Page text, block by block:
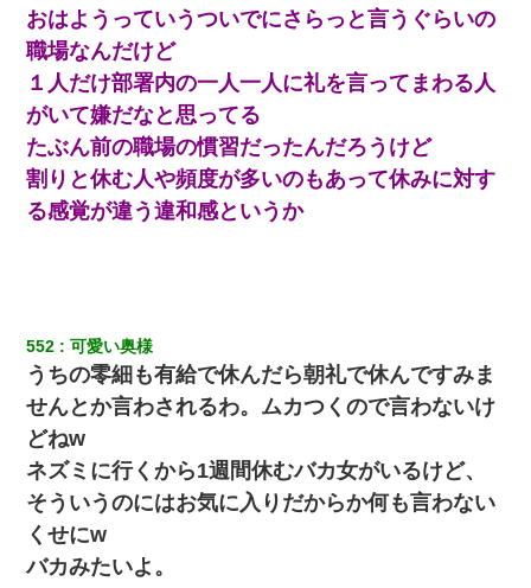
おはようっていうついでにさらっと言うぐらいの
職場なんだけど
１人だけ部署内の一人一人に礼を言ってまわる人
がいて嫌だなと思ってる
たぶん前の職場の慣習だったんだろうけど
割りと休む人や頻度が多いのもあって休みに対す
る感覚が違う違和感というか
552 可愛い奥様
うちの零細も有給で休んだら朝礼で休んですみま
せんとか言わされるわ。ムカつくので言わないけ
どねw
ネズミに行くから1週間休むバカ女がいるけど、
そういうのにはお気に入りだからか何も言わない
くせにw
バカみたいよ。